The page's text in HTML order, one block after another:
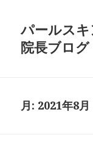
パールス
院長ブログ
月: 2021年8月